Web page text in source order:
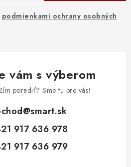
podmienkami ochrany osobných
vám s výberom
poradiť? Sme tu pre vás!
@smart.sk
917 636 978
917 636 979